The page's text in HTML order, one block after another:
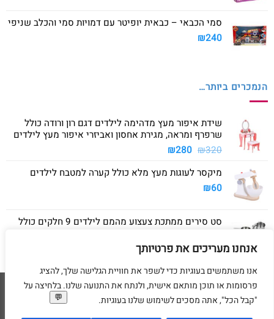
אנחנו מעריכים את פרטיותך
אנו משתמשים בעוגיות כדי לשפר את חוויית הגלישה שלך, להציג
פרסומות או תוכן מותאם אישית, ולנתח את התנועה שלנו. בלחיצה על
"קבל הכל", אתה מסכים לשימוש שלנו בעוגיות.
סמי הכבאי – כבאית יופיטר עם דמויות סמי והכלב שניפי
₪240
הנמכרים ביותר…
שידת איפור מעץ מדהימה לילדים דגם רון ורודה כולל
שרפרף ומראה, מגירת אחסון ואביזרי איפור מעץ לילדים
₪320
המחיר
היה:
₪280 המחיר
הוא:
מיקסר לעוגות מעץ מלא כולל קערה למטבח לילדים
₪60
סט סירים ממתכת צעצוע מהמם לילדים 9 חלקים כולל
₪40
Visa
MasterCard
American
Express
Visa